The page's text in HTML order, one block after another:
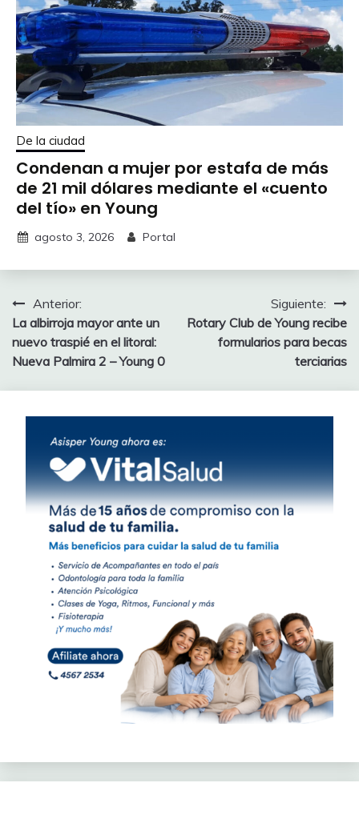
De la ciudad
Condenan a mujer por estafa de más
de 21 mil dólares mediante el «cuento
del tío» en Young
agosto 3, 2026 Portal
Navegación
de
entradas
Anterior:
La albirroja mayor ante un
nuevo traspié en el litoral:
Nueva Palmira 2 – Young 0
Siguiente:
Rotary Club de Young recibe
formularios para becas
terciarias